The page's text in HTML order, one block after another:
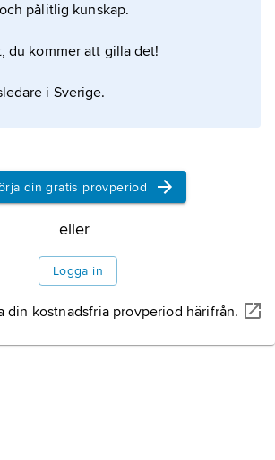
om artikeln
pålitlig kunskap.
du kommer att gilla det!
i Sverige.
din gratis provperiod
eller
Logga in
din kostnadsfria provperiod härifrån.